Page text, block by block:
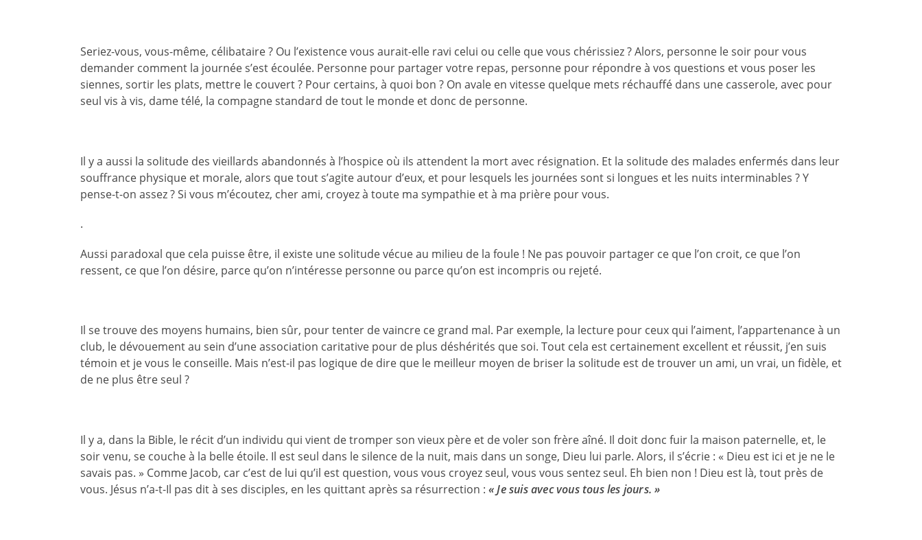
Seriez-vous, vous-même, célibataire ? Ou l’existence vous aurait-elle ravi celui ou celle que vous chérissiez ? Alors, personne le soir pour vous
demander comment la journée s’est écoulée. Personne pour partager votre repas, personne pour répondre à vos questions et vous poser les
siennes, sortir les plats, mettre le couvert ? Pour certains, à quoi bon ? On avale en vitesse quelque mets réchauffé dans une casserole, avec pour
seul vis à vis, dame télé, la compagne standard de tout le monde et donc de personne.
Il y a aussi la solitude des vieillards abandonnés à l’hospice où ils attendent la mort avec résignation. Et la solitude des malades enfermés dans leur
souffrance physique et morale, alors que tout s’agite autour d’eux, et pour lesquels les journées sont si longues et les nuits interminables ? Y
pense-t-on assez ? Si vous m’écoutez, cher ami, croyez à toute ma sympathie et à ma prière pour vous.
.
Aussi paradoxal que cela puisse être, il existe une solitude vécue au milieu de la foule ! Ne pas pouvoir partager ce que l’on croit, ce que l’on
ressent, ce que l’on désire, parce qu’on n’intéresse personne ou parce qu’on est incompris ou rejeté.
Il se trouve des moyens humains, bien sûr, pour tenter de vaincre ce grand mal. Par exemple, la lecture pour ceux qui l’aiment, l’appartenance à un
club, le dévouement au sein d’une association caritative pour de plus déshérités que soi. Tout cela est certainement excellent et réussit, j’en suis
témoin et je vous le conseille. Mais n’est-il pas logique de dire que le meilleur moyen de briser la solitude est de trouver un ami, un vrai, un fidèle, et
de ne plus être seul ?
Il y a, dans la Bible, le récit d’un individu qui vient de tromper son vieux père et de voler son frère aîné. Il doit donc fuir la maison paternelle, et, le
soir venu, se couche à la belle étoile. Il est seul dans le silence de la nuit, mais dans un songe, Dieu lui parle. Alors, il s’écrie : « Dieu est ici et je ne le
savais pas. » Comme Jacob, car c’est de lui qu’il est question, vous vous croyez seul, vous vous sentez seul. Eh bien non ! Dieu est là, tout près de
vous. Jésus n’a-t-Il pas dit à ses disciples, en les quittant après sa résurrection : « Je suis avec vous tous les jours. »